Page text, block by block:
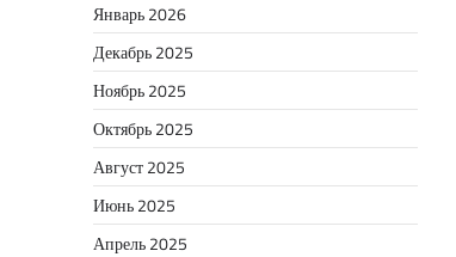
Январь 2026
Декабрь 2025
Ноябрь 2025
Октябрь 2025
Август 2025
Июнь 2025
Апрель 2025